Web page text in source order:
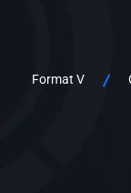
Format V